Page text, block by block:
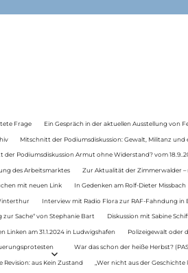
Frage Ein Gespräch in der aktuellen Ausstellung von
Mitschnitt der Podiumsdiskussion: Gewalt, Militanz und
der Podiumsdiskussion Armut ohne Widerstand? vom
des Arbeitsmarktes Zur Aktualität der Zimmerwalder –
mit neuen Link In Gedenken am Rolf-Dieter Missbach
Interview mit Radio Flora zur RAF-Fahndung in
Sache“ von Stephanie Bart Diskussion mit Sabine
am 31.1.2024 in Ludwigshafen Polizeigewalt oder
War das schon der heiße Herbst?
Revision: aus Kein Zustand „Wer nicht aus der